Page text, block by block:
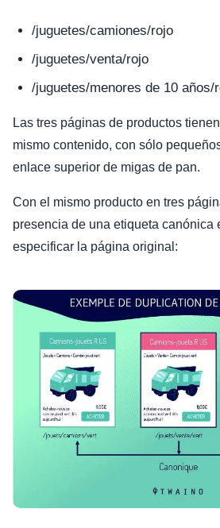
/juguetes/camiones/rojo
/juguetes/venta/rojo
/juguetes/menores de 10 años/
Las tres páginas de productos
mismo contenido, con sólo
enlace superior de migas de pan.
Con el mismo producto en tres
presencia de una etiqueta canónica
especificar la página original: